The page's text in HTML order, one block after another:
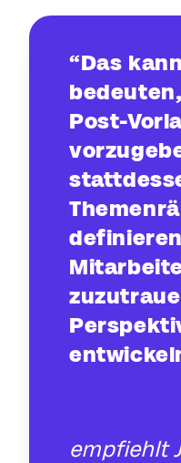
“Das
Post-
empfiehlt